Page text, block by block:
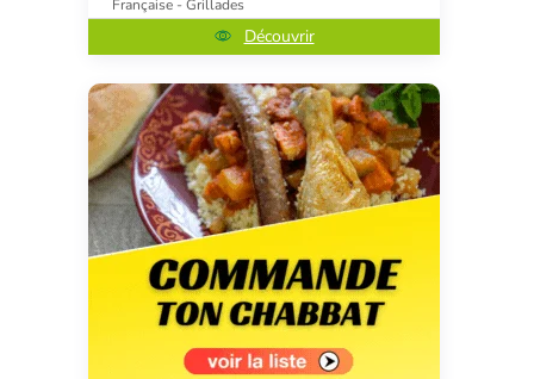
Française - Grillades
Découvrir